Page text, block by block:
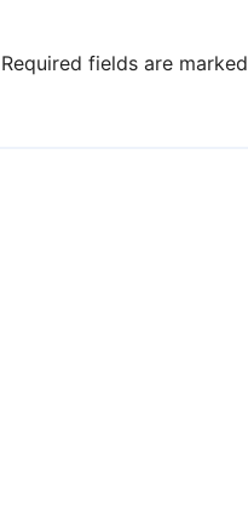
Required fields are marked